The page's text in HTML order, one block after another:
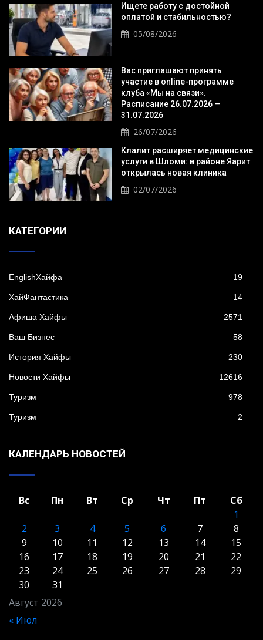
Ищете работу с достойной
оплатой и стабильностью?
05/08/2026
Вас приглашают принять
участие в online-программе
клуба «Мы на связи».
Расписание 26.07.2026 —
31.07.2026
26/07/2026
Клалит расширяет медицинские
услуги в Шломи: в районе Яарит
открылась новая клиника
02/07/2026
KАТЕГОРИИ
EnglishХайфа 19
XайФантастика 14
Афиша Хайфы 2571
Ваш Бизнес 58
История Хайфы 230
Новости Хайфы 12616
Туризм 978
Туризм 2
КАЛЕНДАРЬ НОВОСТЕЙ
Август 2026
Вс Пн Вт Ср Чт Пт
Сб
1
2
3 4 5 6 7
8
9
10 11 12 13 14
15
16
17 18 19 20 21
22
23
24 25 26 27 28
29
30
31
« Июл